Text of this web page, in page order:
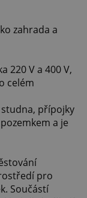
zahrada a
220 V a 400 V,
celém
přípojky
a je
pro
Součástí